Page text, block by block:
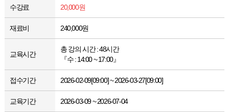
수강료 20,000원
재료비 240,000원
교육시간
총 강의 시간 : 48시간
『수 : 14:00 ~ 17:00』
접수기간 2026-02-09[09:00] ~ 2026-03-27[09:00]
교육기간 2026-03-09 ~ 2026-07-04